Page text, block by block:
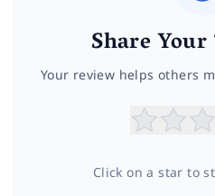
Share
Your review helps others
Click on a star to